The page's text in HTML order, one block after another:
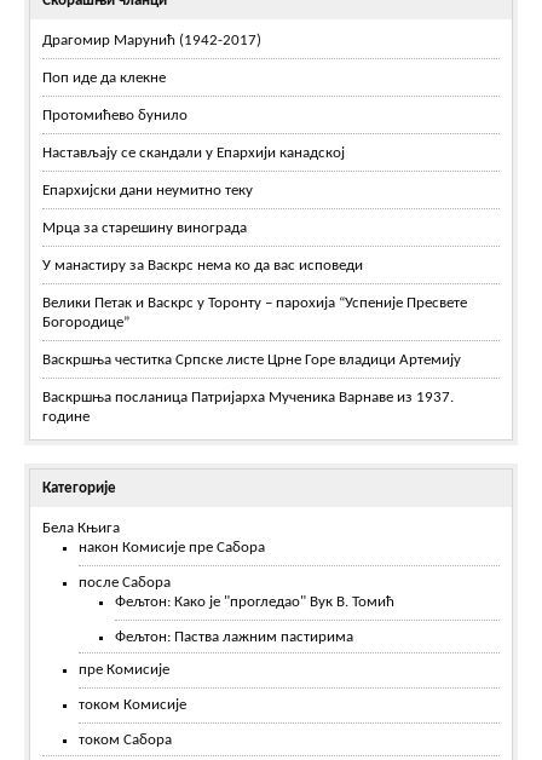
Драгомир Марунић (1942-2017)
Поп иде да клекне
Протомићево бунило
Настављају се скандали у Епархији канадској
Епархијски дани неумитно теку
Мрца за старешину винограда
У манастиру за Васкрс нема ко да вас исповеди
Велики Петак и Васкрс у Торонту – парохија “Успеније Пресвете
Богородице”
Васкршња честитка Српске листе Црне Горе владици Артемију
Васкршња посланица Патријарха Мученика Варнаве из 1937.
године
Категорије
Бела Књига
након Комисије пре Сабора
после Сабора
Фељтон: Како је "прогледао" Вук В. Томић
Фељтон: Паства лажним пастирима
пре Комисије
током Комисије
током Сабора